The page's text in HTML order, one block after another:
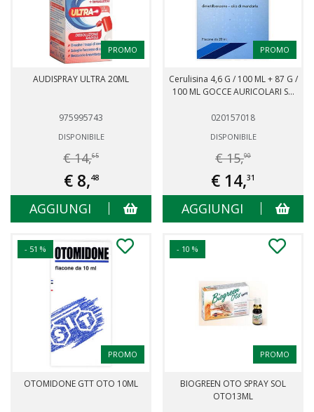
PROMO
AUDISPRAY ULTRA 20ML
975995743
DISPONIBILE
€ 14,65
€ 8,48
AGGIUNGI
PROMO
Cerulisina 4,6 G / 100 ML + 87 G /
100 ML GOCCE AURICOLARI S...
020157018
DISPONIBILE
€ 15,90
€ 14,31
AGGIUNGI
- 51 %
PROMO
OTOMIDONE GTT OTO 10ML
- 10 %
PROMO
BIOGREEN OTO SPRAY SOL
OTO13ML